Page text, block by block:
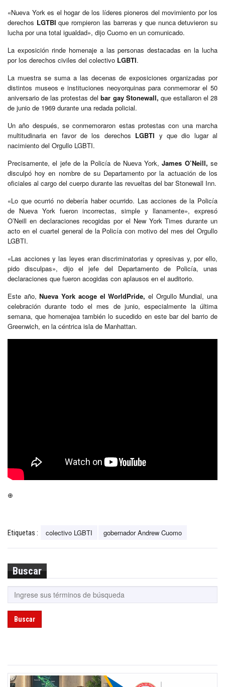
«Nueva York es el hogar de los líderes pioneros del movimiento por los
derechos LGTBI que rompieron las barreras y que nunca detuvieron su
lucha por una total igualdad», dijo Cuomo en un comunicado.
La exposición rinde homenaje a las personas destacadas en la lucha
por los derechos civiles del colectivo LGBTI.
La muestra se suma a las decenas de exposiciones organizadas por
distintos museos e instituciones neoyorquinas para conmemorar el 50
aniversario de las protestas delbar gay Stonewall, que estallaron el 28
de junio de 1969 durante una redada policial.
Un año después, se conmemoraron estas protestas con una marcha
multitudinaria en favor de los derechos LGBTI y que dio lugar al
nacimiento del Orgullo LGBTI.
Precisamente, el jefe de la Policía de Nueva York,James O’Neill, se
disculpó hoy en nombre de su Departamento por la actuación de los
oficiales al cargo del cuerpo durante las revueltas del bar Stonewall Inn.
«Lo que ocurrió no debería haber ocurrido. Las acciones de la Policía
de Nueva York fueron incorrectas, simple y llanamente», expresó
O’Neill en declaraciones recogidas por el New York Times durante un
acto en el cuartel general de la Policía con motivo del mes del Orgullo
LGBTI.
«Las acciones y las leyes eran discriminatorias y opresivas y, por ello,
pido disculpas», dijo el jefe del Departamento de Policía, unas
declaraciones que fueron acogidas con aplausos en el auditorio.
Este año,Nueva York acoge el WorldPride, el Orgullo Mundial, una
celebración durante todo el mes de junio, especialmente la última
semana, que homenajea también lo sucedido en este bar del barrio de
Greenwich, en la céntrica isla de Manhattan.
⊕
Etiquetas : colectivo LGBTI gobernador Andrew Cuomo
Buscar
Buscar